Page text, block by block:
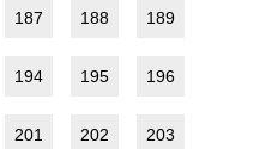
187 188 189
194 195 196
201 202 203